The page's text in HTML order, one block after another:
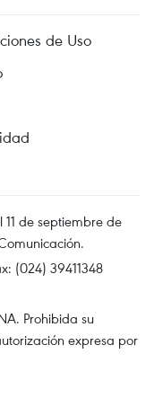
de Uso
11 de septiembre de
(024) 39411348
Prohibida su
expresa por